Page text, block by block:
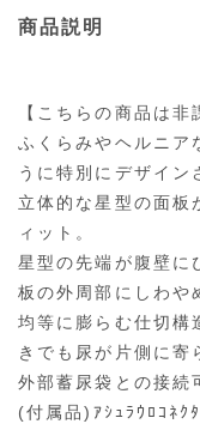
商品説明
【こちらの商品は非
ふくらみやヘルニア
うに特別にデザイン
立体的な星型の面板
ィット。
星型の先端が腹壁に
板の外周部にしわや
均等に膨らむ仕切構
きでも尿が片側に寄
外部蓄尿袋との接続
(付属品)ｱｼｭﾗｳﾛｺﾈｸ